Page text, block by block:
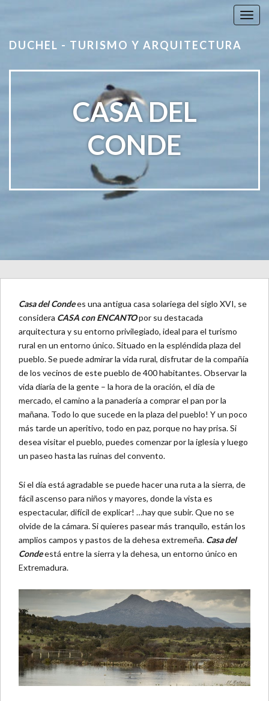
T
l
DUCHEL - TURISMO Y ARQUITECTURA
CASA DEL
CONDE
Casa del Condees una antigua casa solariega del siglo XVI, se
considera CASA con ENCANTOpor su destacada
arquitectura y su entorno privilegiado, ideal para el turismo
rural en un entorno único. Situado en la espléndida plaza del
pueblo. Se puede admirar la vida rural, disfrutar de la compañía
de los vecinos de este pueblo de 400 habitantes. Observar la
vida diaria de la gente – la hora de la oración, el día de
mercado, el camino a la panadería a comprar el pan por la
mañana. Todo lo que sucede en la plaza del pueblo! Y un poco
más tarde un aperitivo, todo en paz, porque no hay prisa. Si
desea visitar el pueblo, puedes comenzar por la iglesia y luego
un paseo hasta las ruinas del convento.
Si el día está agradable se puede hacer una ruta a la sierra, de
fácil ascenso para niños y mayores, donde la vista es
espectacular, difícil de explicar! …hay que subir. Que no se
olvide de la cámara. Si quieres pasear más tranquilo, están los
amplios campos y pastos de la dehesa extremeña. Casa del
Condeestá entre la sierra y la dehesa, un entorno único en
Extremadura.